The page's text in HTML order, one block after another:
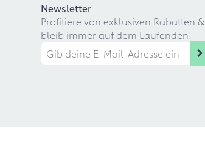
Newsletter
Profitiere von exklusiven Rabatten &
bleib immer auf dem Laufenden!